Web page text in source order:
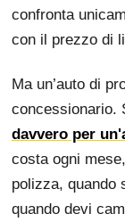
confronta
con il prezzo di
Ma un’auto di
concessionario.
davvero per
costa ogni
polizza, quando
quando devi